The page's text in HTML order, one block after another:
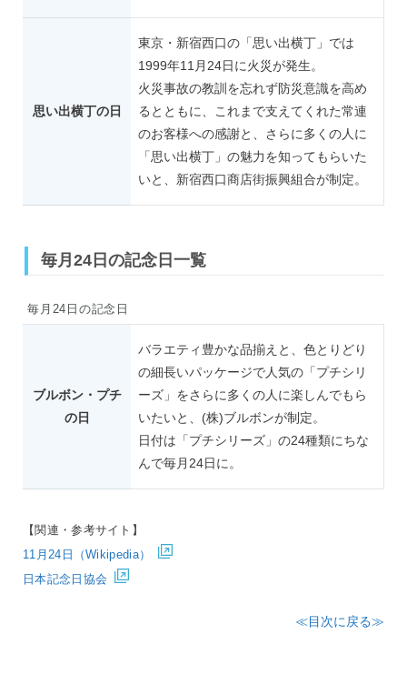
思い出横丁の日
東京・新宿西口の「思い出横丁」では
1999年11月24日に火災が発生。
火災事故の教訓を忘れず防災意識を高め
るとともに、これまで支えてくれた常連
のお客様への感謝と、さらに多くの人に
「思い出横丁」の魅力を知ってもらいた
いと、新宿西口商店街振興組合が制定。
毎月24日の記念日一覧
毎月24日の記念日
ブルボン・プチ
の日
バラエティ豊かな品揃えと、色とりどり
の細長いパッケージで人気の「プチシリ
ーズ」をさらに多くの人に楽しんでもら
いたいと、(株)ブルボンが制定。
日付は「プチシリーズ」の24種類にちな
んで毎月24日に。
【関連・参考サイト】
11月24日（Wikipedia）
日本記念日協会
≪目次に戻る≫